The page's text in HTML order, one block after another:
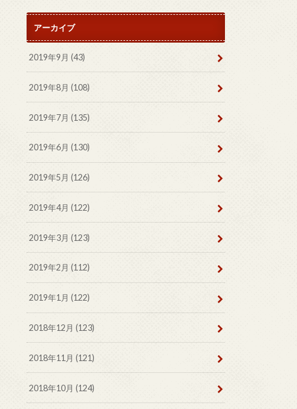
アーカイブ
2019年9月 (43)
2019年8月 (108)
2019年7月 (135)
2019年6月 (130)
2019年5月 (126)
2019年4月 (122)
2019年3月 (123)
2019年2月 (112)
2019年1月 (122)
2018年12月 (123)
2018年11月 (121)
2018年10月 (124)